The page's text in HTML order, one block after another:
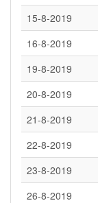
15-8-2019
16-8-2019
19-8-2019
20-8-2019
21-8-2019
22-8-2019
23-8-2019
26-8-2019